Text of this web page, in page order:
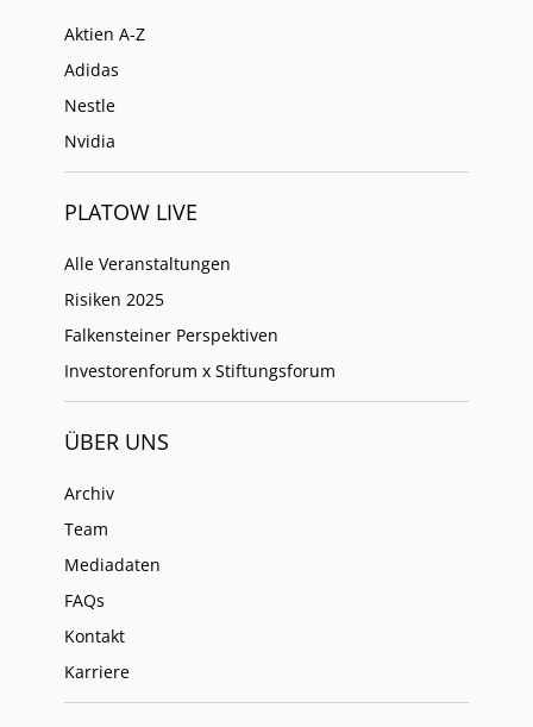
Aktien A-Z
Adidas
Nestle
Nvidia
PLATOW LIVE
Alle Veranstaltungen
Risiken 2025
Falkensteiner Perspektiven
Investorenforum x Stiftungsforum
ÜBER UNS
Archiv
Team
Mediadaten
FAQs
Kontakt
Karriere